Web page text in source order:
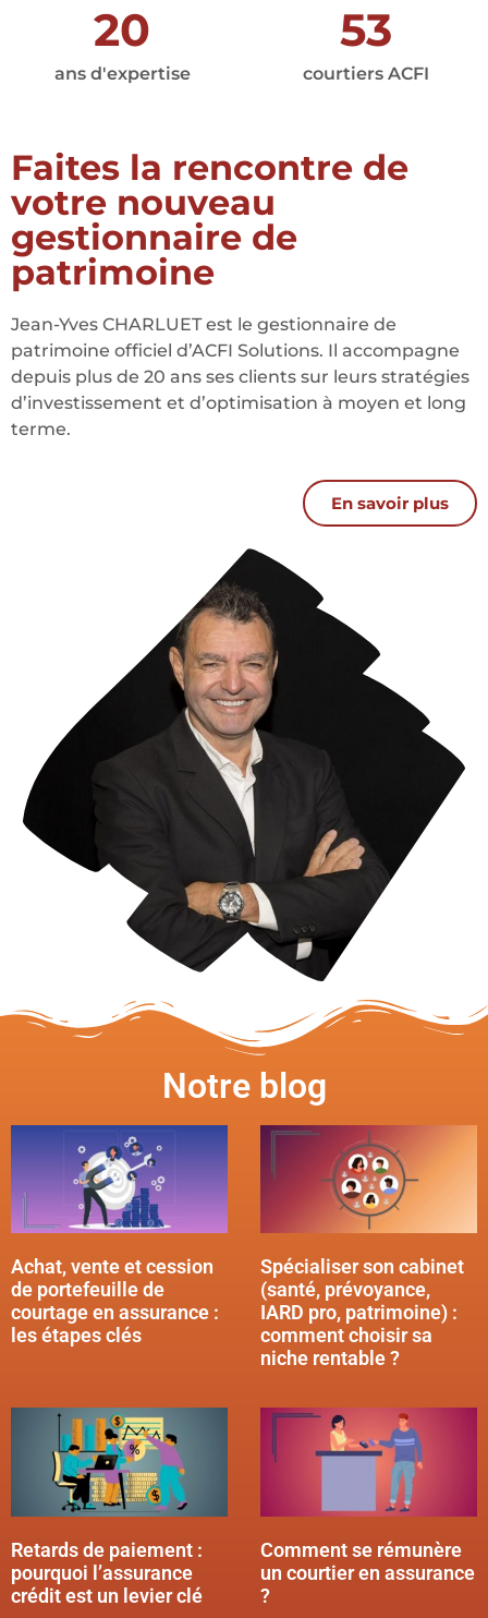
ans d'expertise
20
courtiers ACFI
53
Faites la rencontre de
votre nouveau
gestionnaire de
patrimoine
Jean-Yves CHARLUET est le gestionnaire de
patrimoine officiel d’ACFI Solutions. Il accompagne
depuis plus de 20 ans ses clients sur leurs stratégies
d’investissement et d’optimisation à moyen et long
terme.
En savoir plus
Notre blog
Achat, vente et cession
de portefeuille de
courtage en assurance :
les étapes clés
Spécialiser son cabinet
(santé, prévoyance,
IARD pro, patrimoine) :
comment choisir sa
niche rentable ?
Retards de paiement :
pourquoi l’assurance
crédit est un levier clé
Comment se rémunère
un courtier en assurance
?